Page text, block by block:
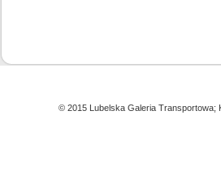
© 2015 Lubelska Galeria Transportowa;